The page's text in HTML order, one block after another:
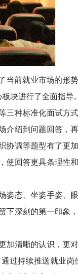
当前就业市场的形
块进行了全面指导。
种标准化面试方式
介绍到问题回答，
协调等题型有了更
使回答更具条理性
姿态、坐姿手姿、
下深刻的第一印象
加清晰的认识，更
过持续推送就业岗